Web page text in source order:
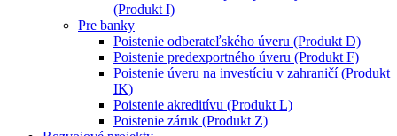
(Produkt I)
Pre banky
Poistenie odberateľského úveru (Produkt D)
Poistenie predexportného úveru (Produkt F)
Poistenie úveru na investíciu v zahraničí (Produkt
IK)
Poistenie akreditívu (Produkt L)
Poistenie záruk (Produkt Z)